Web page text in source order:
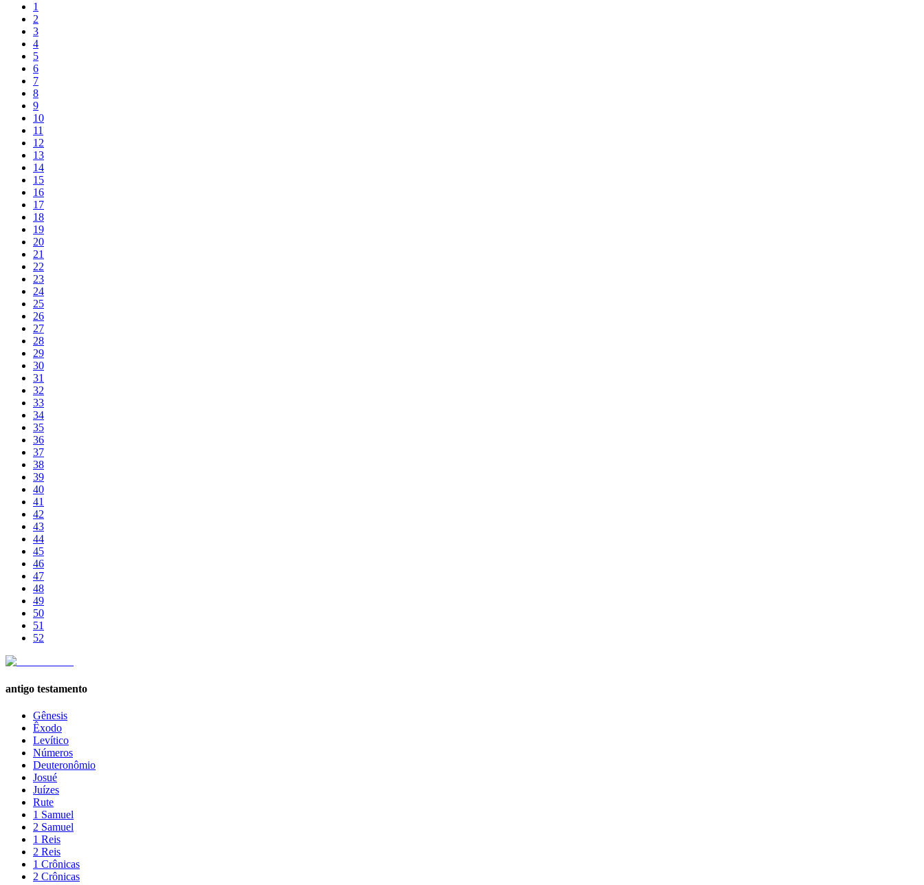
1
2
3
4
5
6
7
8
9
10
11
12
13
14
15
16
17
18
19
20
21
22
23
24
25
26
27
28
29
30
31
32
33
34
35
36
37
38
39
40
41
42
43
44
45
46
47
48
49
50
51
52
antigo testamento
Gênesis
Êxodo
Levítico
Números
Deuteronômio
Josué
Juízes
Rute
1 Samuel
2 Samuel
1 Reis
2 Reis
1 Crônicas
2 Crônicas